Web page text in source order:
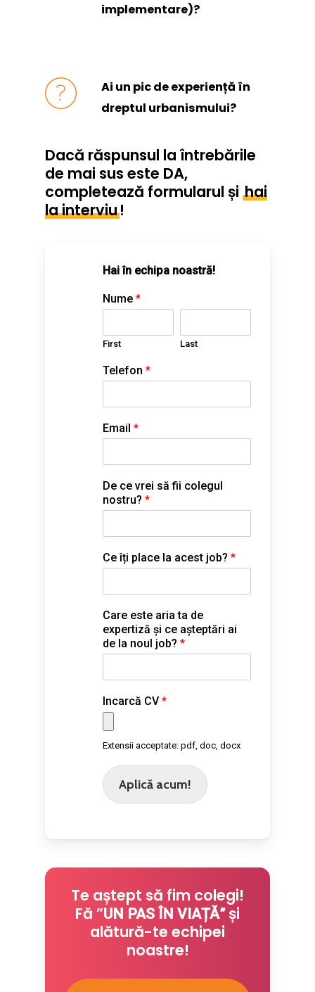
implementare)?
Ai un pic de experiență în
dreptul urbanismului?
Dacă răspunsul la întrebările
de mai sus este DA,
completează formularul și hai
la interviu!
Hai în echipa noastră!
Nume *
First Last
Telefon *
Email *
De ce vrei să fii colegul
nostru? *
Ce îți place la acest job? *
Care este aria ta de
expertiză și ce așteptări ai
de la noul job? *
Incarcă CV *
Extensii acceptate: pdf, doc, docx
Aplică acum!
Te aștept să fim colegi!
Fă ”UN PAS ÎN VIAȚĂ”și
alătură-te echipei
noastre!